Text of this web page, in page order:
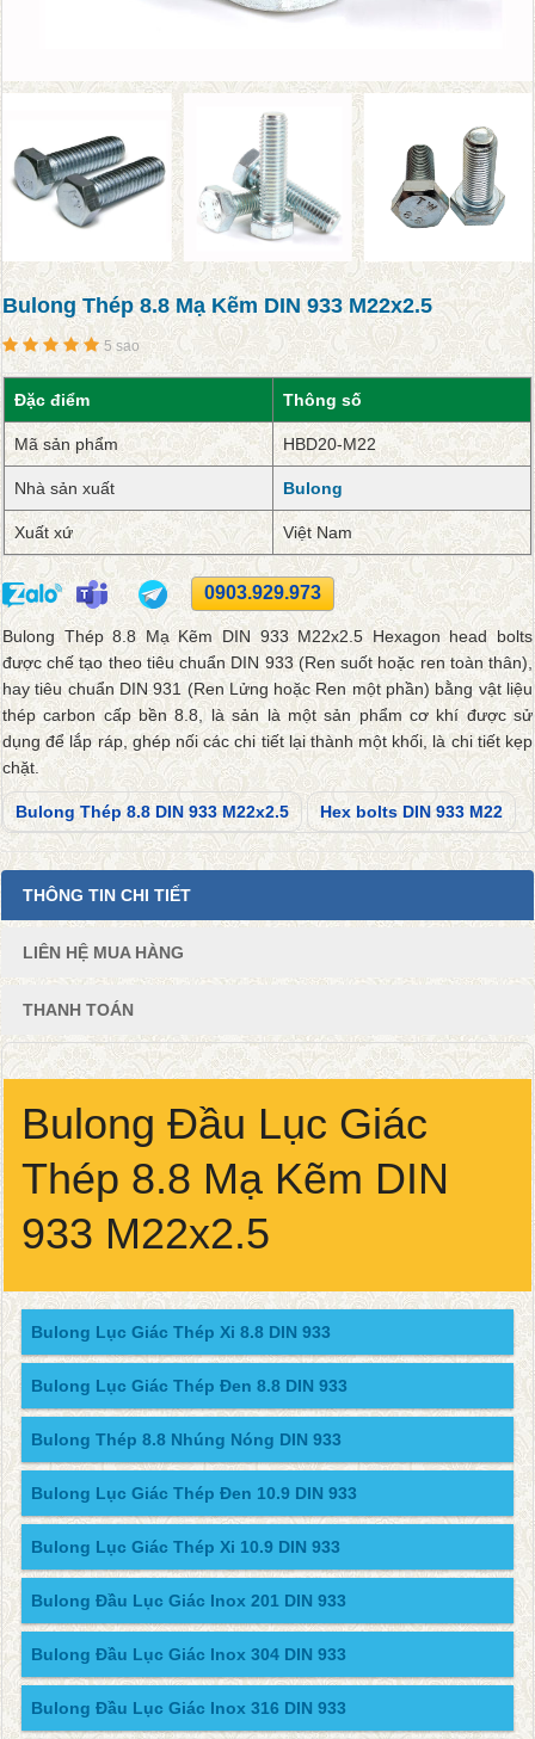
Bulong Thép 8.8 Mạ Kẽm DIN 933 M22x2.5
5 sao
Đặc điểm Thông số
Mã sản phẩm HBD20-M22
Nhà sản xuất Bulong
Xuất xứ Việt Nam
0903.929.973
Bulong Thép 8.8 Mạ Kẽm DIN 933 M22x2.5 Hexagon head bolts
được chế tạo theo tiêu chuẩn DIN 933 (Ren suốt hoặc ren toàn thân),
hay tiêu chuẩn DIN 931 (Ren Lửng hoặc Ren một phần) bằng vật liệu
thép carbon cấp bền 8.8, là sản là một sản phẩm cơ khí được sử
dụng để lắp ráp, ghép nối các chi tiết lại thành một khối, là chi tiết kẹp
chặt.
Bulong Thép 8.8 DIN 933 M22x2.5 Hex bolts DIN 933 M22
THÔNG TIN CHI TIẾT
LIÊN HỆ MUA HÀNG
THANH TOÁN
Bulong Đầu Lục Giác
Thép 8.8 Mạ Kẽm DIN
933 M22x2.5
Bulong Lục Giác Thép Xi 8.8 DIN 933
Bulong Lục Giác Thép Đen 8.8 DIN 933
Bulong Thép 8.8 Nhúng Nóng DIN 933
Bulong Lục Giác Thép Đen 10.9 DIN 933
Bulong Lục Giác Thép Xi 10.9 DIN 933
Bulong Đầu Lục Giác Inox 201 DIN 933
Bulong Đầu Lục Giác Inox 304 DIN 933
Bulong Đầu Lục Giác Inox 316 DIN 933